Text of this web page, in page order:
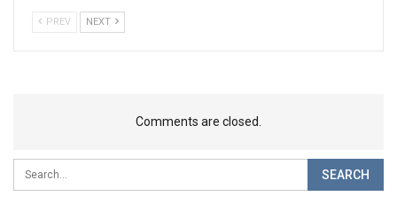
PREV NEXT
Comments are closed.